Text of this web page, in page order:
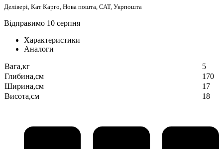
Делівері, Кат Карго, Нова пошта, САТ, Укрпошта
Відправимо 10 серпня
Характеристики
Аналоги
Вага,кг
5
Глибина,см
170
Ширина,см
17
Висота,см
18